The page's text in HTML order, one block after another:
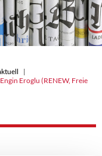
Eroglu (RENEW, Freie